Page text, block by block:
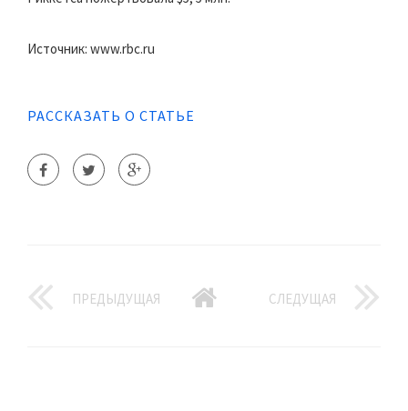
Источник: www.rbc.ru
РАССКАЗАТЬ О СТАТЬЕ
ПРЕДЫДУЩАЯ СЛЕДУЩАЯ